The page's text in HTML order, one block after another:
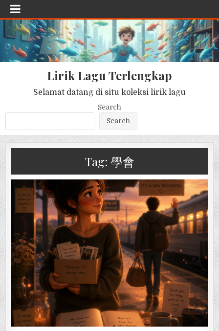
Lirik Lagu Terlengkap
Selamat datang di situ koleksi lirik lagu
Search
Search
Tag: 學會